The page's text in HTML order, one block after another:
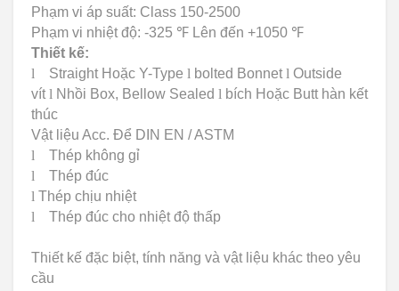
Phạm vi áp suất: Class 150-2500
Phạm vi nhiệt độ: -325 ℉ Lên đến +1050 ℉
Thiết kế:
l
Straight Hoặc Y-Type l bolted Bonnet l Outside
vít l Nhồi Box, Bellow Sealed l bích Hoặc Butt hàn kết
thúc
Vật liệu Acc. Để DIN EN / ASTM
l
Thép không gỉ
l
Thép đúc
l Thép chịu nhiệt
l
Thép đúc cho nhiệt độ thấp
Thiết kế đặc biệt, tính năng và vật liệu khác theo yêu
cầu